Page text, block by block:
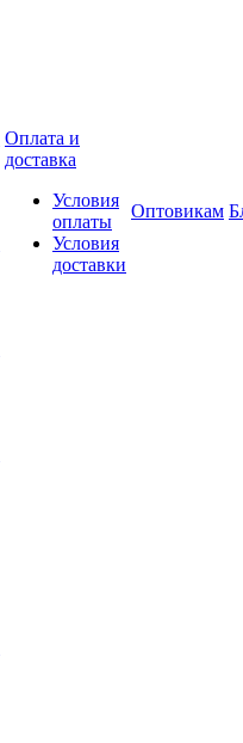
Оплата и
доставка
Условия
оплаты
Условия
доставки
Оптовикам